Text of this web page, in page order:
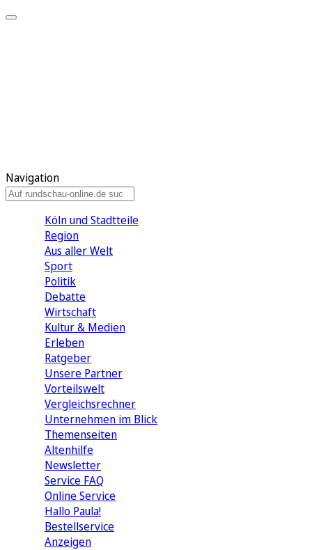
Navigation
Köln und Stadtteile
Region
Aus aller Welt
Sport
Politik
Debatte
Wirtschaft
Kultur & Medien
Erleben
Ratgeber
Unsere Partner
Vorteilswelt
Vergleichsrechner
Unternehmen im Blick
Themenseiten
Altenhilfe
Newsletter
Service FAQ
Online Service
Hallo Paula!
Bestellservice
Anzeigen